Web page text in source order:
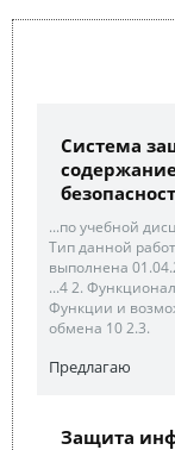
Система
...по учебной
Тип данной
выполнена
...4 2.
Функции и
обмена 10 2.3.
Предлагаю
Защита